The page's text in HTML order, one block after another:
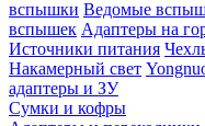
вспышки Ведомые
вспышек Адаптеры на
Источники питания
Накамерный свет
адаптеры и ЗУ
Сумки и кофры